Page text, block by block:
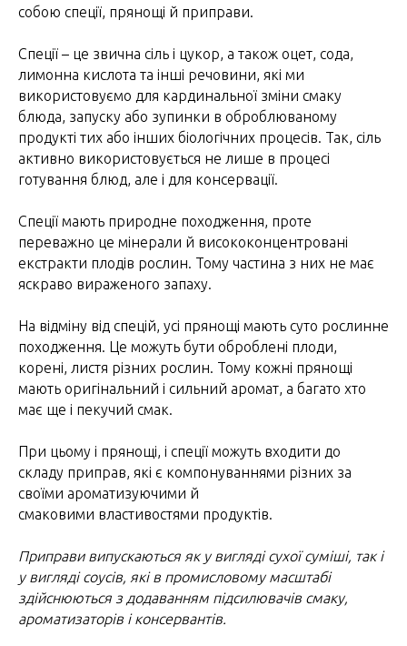
собою спеції, прянощі й приправи.
Спеції – це звична сіль і цукор, а також оцет, сода,
лимонна кислота та інші речовини, які ми
використовуємо для кардинальної зміни смаку
блюда, запуску або зупинки в оброблюваному
продукті тих або інших біологічних процесів. Так, сіль
активно використовується не лише в процесі
готування блюд, але і для консервації.
Спеції мають природне походження, проте
переважно це мінерали й висококонцентровані
екстракти плодів рослин. Тому частина з них не має
яскраво вираженого запаху.
На відміну від спецій, усі прянощі мають суто рослинне
походження. Це можуть бути оброблені плоди,
корені, листя різних рослин. Тому кожні прянощі
мають оригінальний і сильний аромат, а багато хто
має ще і пекучий смак.
При цьому і прянощі, і спеції можуть входити до
складу приправ, які є компонуваннями різних за
своїми ароматизуючими й
смаковими властивостями продуктів.
Приправи випускаються як у вигляді сухої суміші, так і
у вигляді соусів, які в промисловому масштабі
здійснюються з додаванням підсилювачів смаку,
ароматизаторів і консервантів.